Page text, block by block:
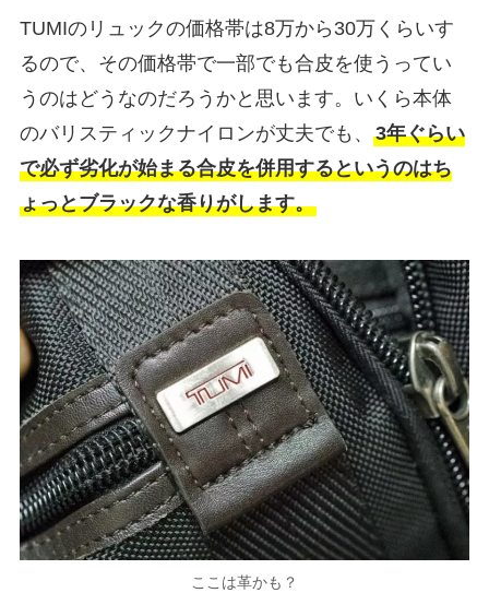
TUMIのリュックの価格帯は8万から30万くらいす
るので、その価格帯で一部でも合皮を使うってい
うのはどうなのだろうかと思います。いくら本体
のバリスティックナイロンが丈夫でも、 3年ぐらい
で必ず劣化が始まる合皮を併用するというのはち
ょっとブラックな香りがします。
ここは革かも？